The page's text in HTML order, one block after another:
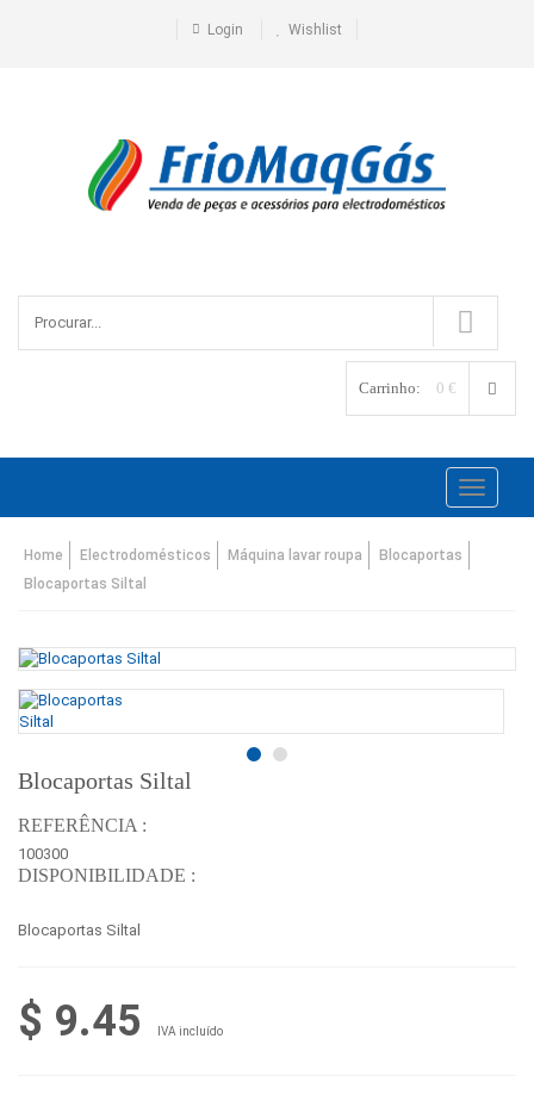
Login Wishlist
Carrinho: 0 €
Toggle
Home Electrodomésticos Máquina lavar roupa
Blocaportas
Blocaportas Siltal
Blocaportas Siltal
REFERÊNCIA :
100300
DISPONIBILIDADE :
Blocaportas Siltal
$ 9.45 IVA incluído